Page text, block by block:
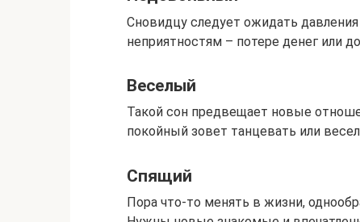
Сновидцу следует ожидать
неприятностям – потере денег или
Веселый
Такой сон предвещает новые
покойный зовет танцевать или
Спящий
Пора что-то менять в жизни,